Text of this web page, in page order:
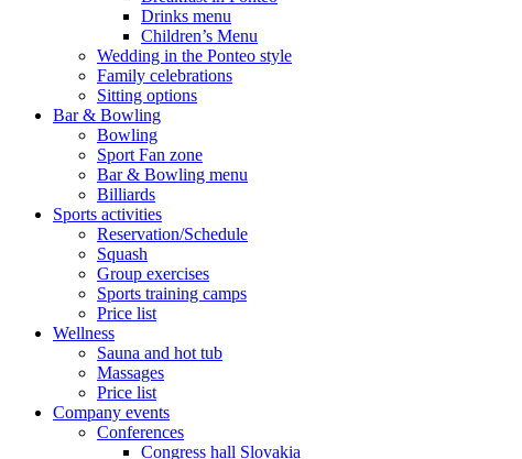
Drinks menu
Children’s Menu
Wedding in the Ponteo style
Family celebrations
Sitting options
Bar & Bowling
Bowling
Sport Fan zone
Bar & Bowling menu
Billiards
Sports activities
Reservation/Schedule
Squash
Group exercises
Sports training camps
Price list
Wellness
Sauna and hot tub
Massages
Price list
Company events
Conferences
Congress hall Slovakia